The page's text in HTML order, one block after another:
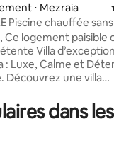
sur la base de 16
⋅ Mezraia
Villa
Découvrez une villa
privé de 6000m²,
clôturé et
dans